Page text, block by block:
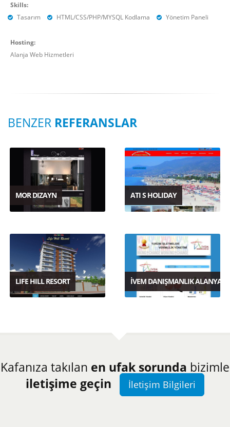
Skills:
Tasarım
HTML/CSS/PHP/MYSQL Kodlama Yönetim Paneli
Hosting:
Alanja Web Hizmetleri
BENZER REFERANSLAR
MOR DIZAYN ATI S HOLIDAY
LIFE HILL RESORT İVEM DANIŞMANLIK ALANYA
Kafanıza takılan en ufak sorunda bizimle
iletişime geçin
İletişim Bilgileri